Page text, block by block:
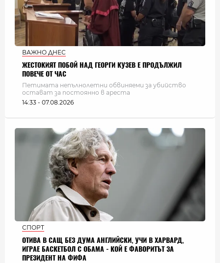
ВАЖНО ДНЕС
ЖЕСТОКИЯТ ПОБОЙ НАД ГЕОРГИ КУЗЕВ Е ПРОДЪЛЖИЛ
ПОВЕЧЕ ОТ ЧАС
Петимата непълнолетни обвиняеми за убийство
остават за постоянно в ареста
14:33 - 07.08.2026
СПОРТ
ОТИВА В САЩ БЕЗ ДУМА АНГЛИЙСКИ, УЧИ В ХАРВАРД,
ИГРАЕ БАСКЕТБОЛ С ОБАМА - КОЙ Е ФАВОРИТЪТ ЗА
ПРЕЗИДЕНТ НА ФИФА